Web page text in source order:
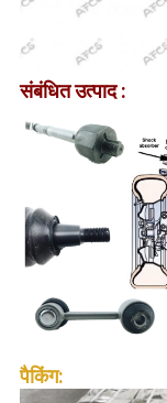
संबंधित उत्पाद :
पैकिंग: